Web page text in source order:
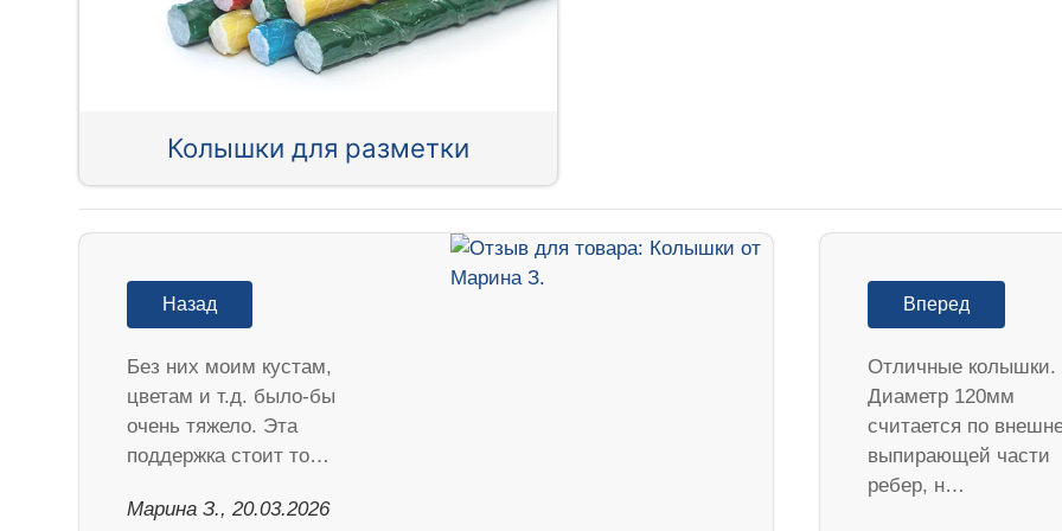
Колышки для разметки
Назад
Без них моим кустам,
цветам и т.д. было-бы
очень тяжело. Эта
поддержка стоит то…
Марина З., 20.03.2026
Вперед
Отличные колышки.
Диаметр 120мм
считается по
выпирающей части
ребер, н…